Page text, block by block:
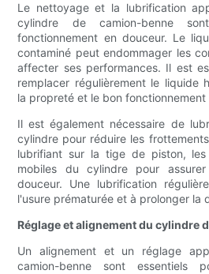
Le nettoyage et la lubrification
cylindre de camion-benne
fonctionnement en douceur. Le
contaminé peut endommager les
affecter ses performances. Il est
remplacer régulièrement le liquide
la propreté et le bon fonctionnement
Il est également nécessaire de
cylindre pour réduire les
lubrifiant sur la tige de piston,
mobiles du cylindre pour
douceur. Une lubrification
l'usure prématurée et à prolonger la
Réglage et alignement du cylindre
Un alignement et un réglage
camion-benne sont essentiels